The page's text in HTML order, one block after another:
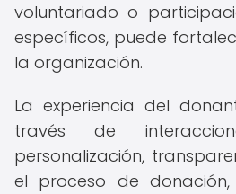
voluntariado o
específicos, puede
la organización.
La experiencia del
través de
personalización,
el proceso de